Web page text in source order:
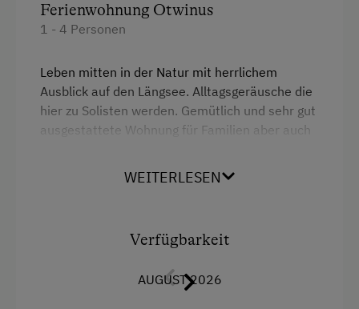
Ferienwohnung Otwinus
1 - 4 Personen
Leben mitten in der Natur mit herrlichem
Ausblick auf den Längsee. Alltagsgeräusche die
hier zu Solisten werden. Gemütlich und sehr gut
ausgestattete Wohnung für Familien aber auch
Informationen bitte unter
4 Plattenherd
WEITERLESEN
Verfügbarkeit
AUGUST 2026